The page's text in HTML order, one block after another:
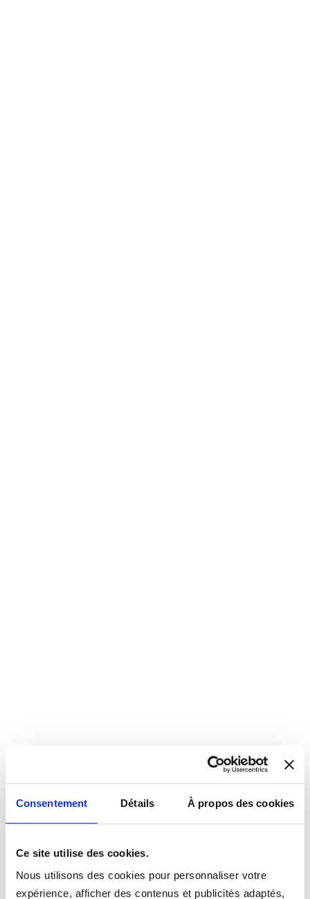
Consentement Détails À propos des cookies
Ce site utilise des cookies.
Nous utilisons des cookies pour personnaliser votre
expérience, afficher des contenus et publicités adaptés,